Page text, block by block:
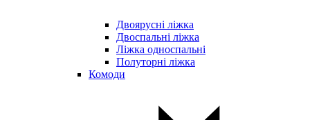
Двоярусні ліжка
Двоспальні ліжка
Ліжка односпальні
Полуторні ліжка
Комоди